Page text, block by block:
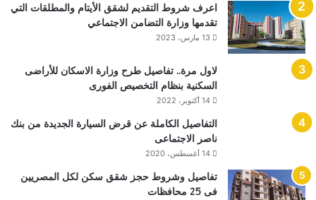
اعرف شروط التقديم لشقق الأيتام والمطلقات التي
تقدمها وزارة التضامن الاجتماعي
13 مارس، 2023
لاول مرة.. تفاصيل طرح وزارة الاسكان للأراضى
السكنية بنظام التخصيص الفورى
14 أكتوبر، 2022
التفاصيل الكاملة عن قرض السيارة الجديدة من بنك
ناصر الاجتماعى
14 أغسطس، 2020
تفاصيل وشروط حجز شقق سكن لكل المصريين
فى 25 محافظات